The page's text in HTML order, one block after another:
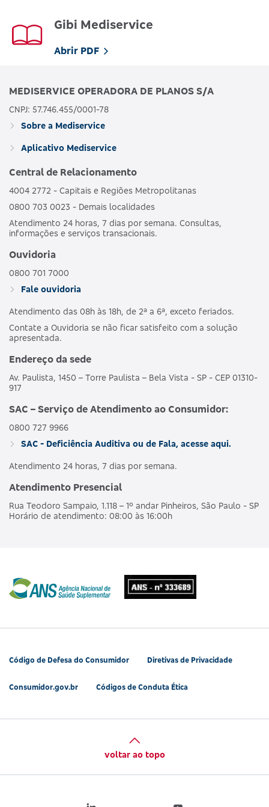
Gibi Mediservice
Abrir PDF
MEDISERVICE OPERADORA DE PLANOS S/A
CNPJ: 57.746.455/0001-78
Sobre a Mediservice
Aplicativo Mediservice
Central de Relacionamento
4004 2772 - Capitais e Regiões Metropolitanas
0800 703 0023 - Demais localidades
Atendimento 24 horas, 7 dias por semana. Consultas,
informações e serviços transacionais.
Ouvidoria
0800 701 7000
Fale ouvidoria
Atendimento das 08h às 18h, de 2ª a 6ª, exceto feriados.
Contate a Ouvidoria se não ficar satisfeito com a solução
apresentada.
Endereço da sede
Av. Paulista, 1450 – Torre Paulista – Bela Vista - SP - CEP 01310-
917
SAC – Serviço de Atendimento ao Consumidor:
0800 727 9966
SAC - Deficiência Auditiva ou de Fala, acesse aqui.
Atendimento 24 horas, 7 dias por semana.
Atendimento Presencial
Rua Teodoro Sampaio, 1.118 – 1º andar Pinheiros, São Paulo - SP
Horário de atendimento: 08:00 às 16:00h
Código de Defesa do Consumidor Diretivas de Privacidade
Consumidor.gov.br Códigos de Conduta Ética
voltar ao topo